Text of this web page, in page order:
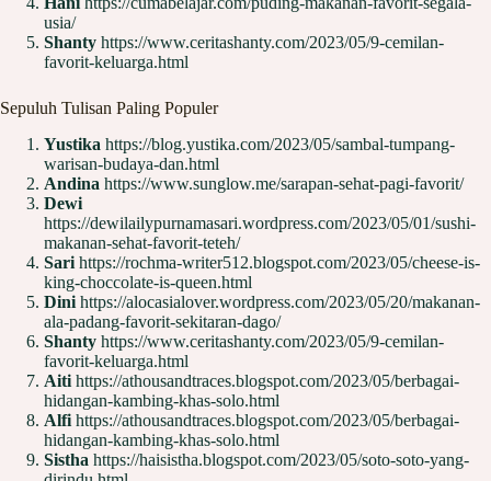
usia/
Shanty https://www.ceritashanty.com/2023/05/9-cemilan-
favorit-keluarga.html
Sepuluh Tulisan Paling Populer
Yustika https://blog.yustika.com/2023/05/sambal-tumpang-
warisan-budaya-dan.html
Andina https://www.sunglow.me/sarapan-sehat-pagi-favorit/
Dewi
https://dewilailypurnamasari.wordpress.com/2023/05/01/sushi-
makanan-sehat-favorit-teteh/
Sari https://rochma-writer512.blogspot.com/2023/05/cheese-is-
king-choccolate-is-queen.html
Dini https://alocasialover.wordpress.com/2023/05/20/makanan-
ala-padang-favorit-sekitaran-dago/
Shanty https://www.ceritashanty.com/2023/05/9-cemilan-
favorit-keluarga.html
Aiti https://athousandtraces.blogspot.com/2023/05/berbagai-
hidangan-kambing-khas-solo.html
Alfi https://athousandtraces.blogspot.com/2023/05/berbagai-
hidangan-kambing-khas-solo.html
Sistha https://haisistha.blogspot.com/2023/05/soto-soto-yang-